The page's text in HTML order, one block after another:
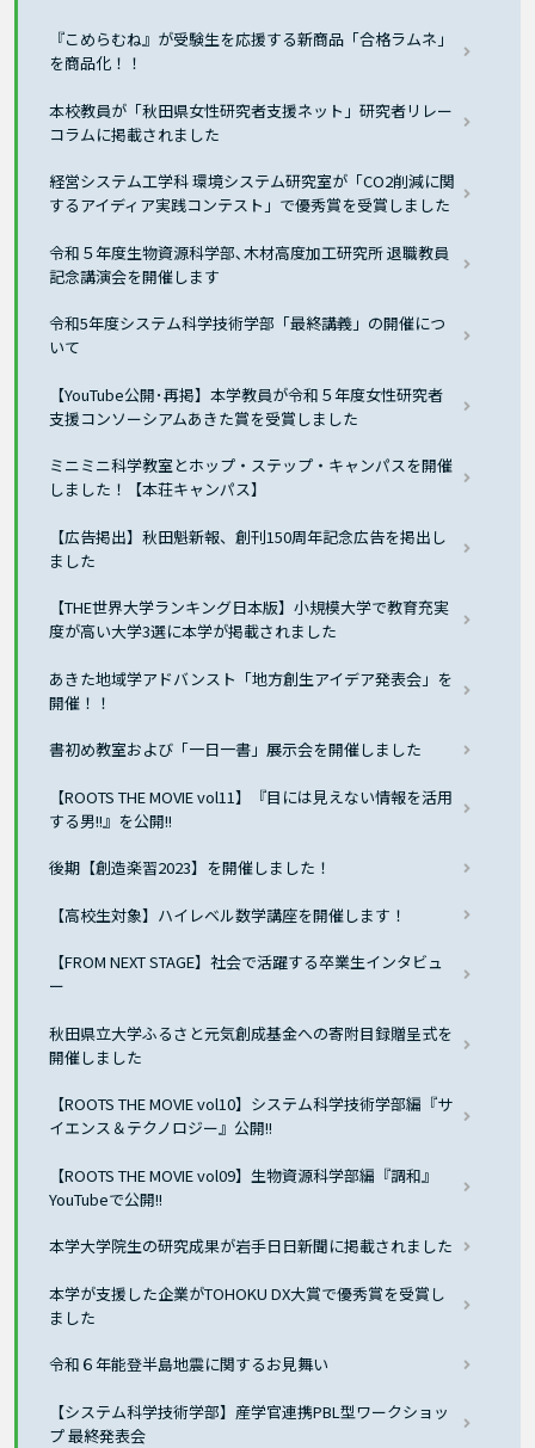
『こめらむね』が受験生を応援する新商品「合格ラムネ」
を商品化！！
本校教員が「秋田県女性研究者支援ネット」研究者リレー
コラムに掲載されました
経営システム工学科 環境システム研究室が「CO2削減に関
するアイディア実践コンテスト」で優秀賞を受賞しました
令和５年度生物資源科学部､木材高度加工研究所 退職教員
記念講演会を開催します
令和5年度システム科学技術学部「最終講義」の開催につ
いて
【YouTube公開･再掲】本学教員が令和５年度女性研究者
支援コンソーシアムあきた賞を受賞しました
ミニミニ科学教室とホップ・ステップ・キャンパスを開催
しました！【本荘キャンパス】
【広告掲出】秋田魁新報、創刊150周年記念広告を掲出し
ました
【THE世界大学ランキング日本版】小規模大学で教育充実
度が高い大学3選に本学が掲載されました
あきた地域学アドバンスト「地方創生アイデア発表会」を
開催！！
書初め教室および「一日一書」展示会を開催しました
【ROOTS THE MOVIE vol11】『目には見えない情報を活用
する男!!』を公開!!
後期【創造楽習2023】を開催しました！
【高校生対象】ハイレベル数学講座を開催します！
【FROM NEXT STAGE】社会で活躍する卒業生インタビュ
ー
秋田県立大学ふるさと元気創成基金への寄附目録贈呈式を
開催しました
【ROOTS THE MOVIE vol10】システム科学技術学部編『サ
イエンス＆テクノロジー』公開!!
【ROOTS THE MOVIE vol09】生物資源科学部編『調和』
YouTubeで公開!!
本学大学院生の研究成果が岩手日日新聞に掲載されました
本学が支援した企業がTOHOKU DX大賞で優秀賞を受賞し
ました
令和６年能登半島地震に関するお見舞い
【システム科学技術学部】産学官連携PBL型ワークショッ
プ 最終発表会